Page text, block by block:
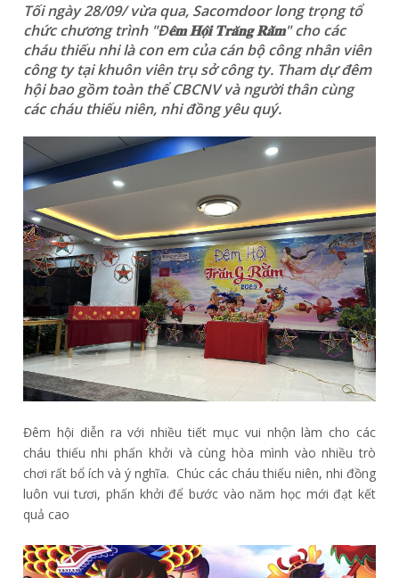
Tối ngày 28/09/ vừa qua, Sacomdoor long trọng tổ
chức chương trình "Đ𝐞̂𝐦 𝐇𝐨̣̂𝐢 𝐓𝐫𝐚̆𝐧𝐠 𝐑𝐚̆̀𝐦" cho các
cháu thiếu nhi là con em của cán bộ công nhân viên
công ty tại khuôn viên trụ sở công ty. Tham dự đêm
hội bao gồm toàn thể CBCNV và người thân cùng
các cháu thiếu niên, nhi đồng yêu quý.
Đêm hội diễn ra với nhiều tiết mục vui nhộn làm cho các
cháu thiếu nhi phấn khởi và cùng hòa mình vào nhiều trò
chơi rất bổ ích và ý nghĩa. Chúc các cháu thiếu niên, nhi đồng
luôn vui tươi, phấn khởi để bước vào năm học mới đạt kết
quả cao